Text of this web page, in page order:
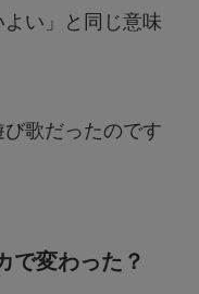
い」と同じ意味
歌だったのです
で変わった？